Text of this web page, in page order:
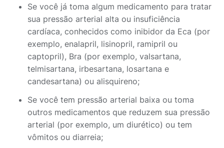
Se você já toma algum medicamento para tratar
sua pressão arterial alta ou insuficiência
cardíaca, conhecidos como inibidor da Eca (por
exemplo, enalapril, lisinopril, ramipril ou
captopril), Bra (por exemplo, valsartana,
telmisartana, irbesartana, losartana e
candesartana) ou alisquireno;
Se você tem pressão arterial baixa ou toma
outros medicamentos que reduzem sua pressão
arterial (por exemplo, um diurético) ou tem
vômitos ou diarreia;